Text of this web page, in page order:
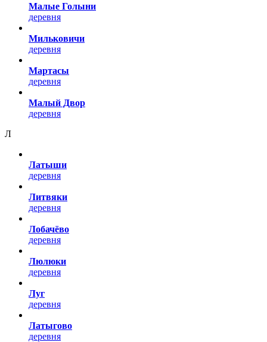
Малые Голыни
деревня
Мильковичи
деревня
Мартасы
деревня
Малый Двор
деревня
Л
Латыши
деревня
Литвяки
деревня
Лобачёво
деревня
Люлюки
деревня
Луг
деревня
Латыгово
деревня